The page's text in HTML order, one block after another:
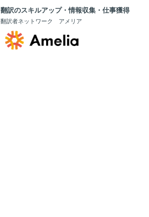
翻訳のスキルアップ・情報収集・仕事獲得
翻訳者ネットワーク アメリア